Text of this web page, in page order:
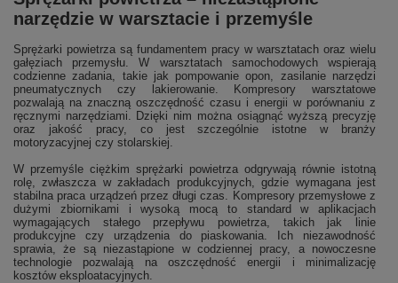
narzędzie w warsztacie i przemyśle
Sprężarki powietrza są fundamentem pracy w warsztatach oraz wielu
gałęziach przemysłu. W warsztatach samochodowych wspierają
codzienne zadania, takie jak pompowanie opon, zasilanie narzędzi
pneumatycznych czy lakierowanie. Kompresory warsztatowe
pozwalają na znaczną oszczędność czasu i energii w porównaniu z
ręcznymi narzędziami. Dzięki nim można osiągnąć wyższą precyzję
oraz jakość pracy, co jest szczególnie istotne w branży
motoryzacyjnej czy stolarskiej.
W przemyśle ciężkim sprężarki powietrza odgrywają równie istotną
rolę, zwłaszcza w zakładach produkcyjnych, gdzie wymagana jest
stabilna praca urządzeń przez długi czas. Kompresory przemysłowe z
dużymi zbiornikami i wysoką mocą to standard w aplikacjach
wymagających stałego przepływu powietrza, takich jak linie
produkcyjne czy urządzenia do piaskowania. Ich niezawodność
sprawia, że są niezastąpione w codziennej pracy, a nowoczesne
technologie pozwalają na oszczędność energii i minimalizację
kosztów eksploatacyjnych.